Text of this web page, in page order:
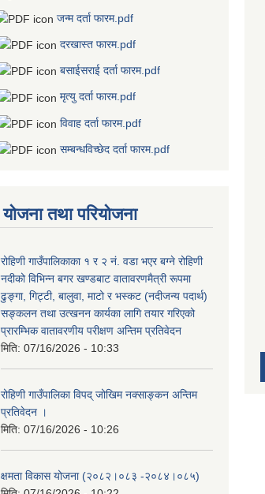
जन्म दर्ता फारम.pdf
दरखास्त फारम.pdf
बसाईसराई दर्ता फारम.pdf
मृत्यु दर्ता फारम.pdf
विवाह दर्ता फारम.pdf
सम्बन्धविच्छेद दर्ता फारम.pdf
योजना तथा परियोजना
रोहिणी गाउँपालिकाका १ र २ नं. वडा भएर बग्ने रोहिणी
नदीको विभिन्न बगर खण्डबाट वातावरणमैत्री रूपमा
ढुङ्गा, गिट्टी, बालुवा, माटो र भस्कट (नदीजन्य पदार्थ)
सङ्कलन तथा उत्खनन कार्यका लागि तयार गरिएको
प्रारम्भिक वातावरणीय परीक्षण अन्तिम प्रतिवेदन
मिति: 07/16/2026 - 10:33
रोहिणी गाउँपालिका विपद् जोखिम नक्साङ्कन अन्तिम
प्रतिवेदन ।
मिति: 07/16/2026 - 10:26
क्षमता विकास योजना (२०८२।०८३‍ -२०८४।०८५)